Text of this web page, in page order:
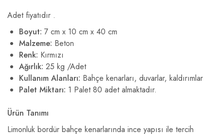
Adet fiyatıdır .
Boyut: 7 cm x 10 cm x 40 cm
Malzeme: Beton
Renk: Kırmızı
Ağırlık: 25 kg /Adet
Kullanım Alanları: Bahçe kenarları, duvarlar, kaldırımlar
Palet Miktarı: 1 Palet 80 adet almaktadır.
Ürün Tanımı
Limonluk bordür bahçe kenarlarında ince yapısı ile tercih